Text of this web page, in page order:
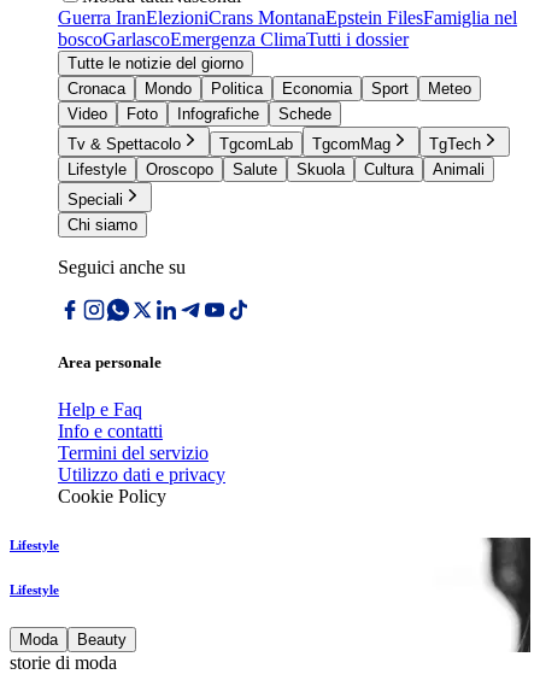
Guerra IranElezioniCrans MontanaEpstein FilesFamiglia nel
boscoGarlascoEmergenza ClimaTutti i dossier
Tutte le notizie del giorno
Cronaca
Mondo Politica Economia Sport
Meteo
Video
Foto Infografiche
Schede
Tv & Spettacolo
TgcomLab TgcomMag
TgTech
Lifestyle
Oroscopo Salute Skuola Cultura
Animali
Speciali
Chi siamo
Seguici anche su
Area personale
Help e Faq
Info e contatti
Termini del servizio
Utilizzo dati e privacy
Cookie Policy
Lifestyle
Lifestyle
Moda Beauty
storie di moda